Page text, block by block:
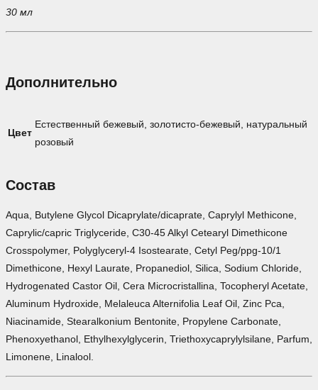
30 мл
Дополнительно
Цвет
Естественный бежевый, золотисто-бежевый, натуральный
розовый
Состав
Aqua, Butylene Glycol Dicaprylate/dicaprate, Caprylyl Methicone,
Caprylic/capric Triglyceride, C30-45 Alkyl Cetearyl Dimethicone
Crosspolymer, Polyglyceryl-4 Isostearate, Cetyl Peg/ppg-10/1
Dimethicone, Hexyl Laurate, Propanediol, Silica, Sodium Chloride,
Hydrogenated Castor Oil, Cera Microcristallina, Tocopheryl Acetate,
Aluminum Hydroxide, Melaleuca Alternifolia Leaf Oil, Zinc Pca,
Niacinamide, Stearalkonium Bentonite, Propylene Carbonate,
Phenoxyethanol, Ethylhexylglycerin, Triethoxycaprylylsilane, Parfum,
Limonene, Linalool.